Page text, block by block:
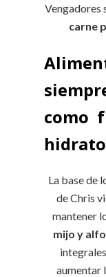
Vengadores
carne
como
La base de
de Chris
mantener
mijo y
aumentar